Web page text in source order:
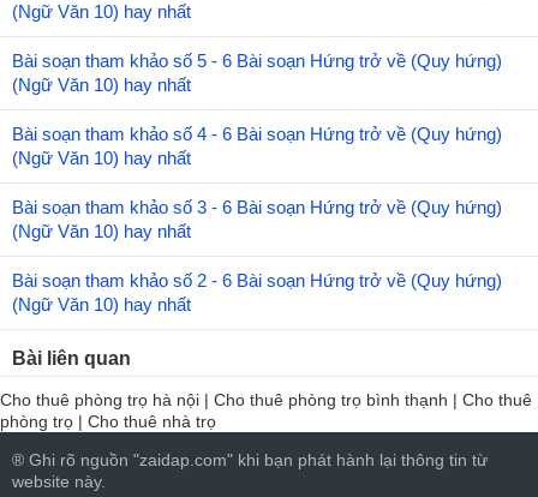
(Ngữ Văn 10) hay nhất
Bài soạn tham khảo số 5 - 6 Bài soạn Hứng trở về (Quy hứng)
(Ngữ Văn 10) hay nhất
Bài soạn tham khảo số 4 - 6 Bài soạn Hứng trở về (Quy hứng)
(Ngữ Văn 10) hay nhất
Bài soạn tham khảo số 3 - 6 Bài soạn Hứng trở về (Quy hứng)
(Ngữ Văn 10) hay nhất
Bài soạn tham khảo số 2 - 6 Bài soạn Hứng trở về (Quy hứng)
(Ngữ Văn 10) hay nhất
Bài liên quan
Cho thuê phòng trọ hà nội | Cho thuê phòng trọ bình thạnh | Cho thuê
phòng trọ | Cho thuê nhà trọ
® Ghi rõ nguồn "zaidap.com" khi bạn phát hành lại thông tin từ
website này.